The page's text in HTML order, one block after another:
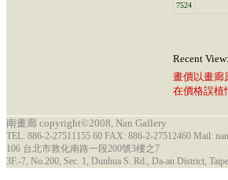
7524
Recent View:
畫價以畫廊
在價格誤植
南畫廊 copyright©2008, Nan Gallery
TEL: 886-2-27511155 60 FAX: 886-2-27512460 Mail:
106 台北市敦化南路一段200號3樓之7
3F.-7, No.200, Sec. 1, Dunhua S. Rd., Da-an District,